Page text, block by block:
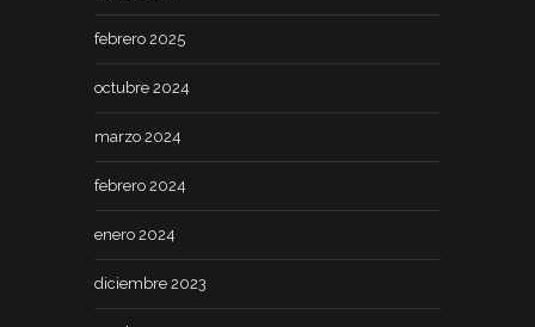
febrero 2025
octubre 2024
marzo 2024
febrero 2024
enero 2024
diciembre 2023